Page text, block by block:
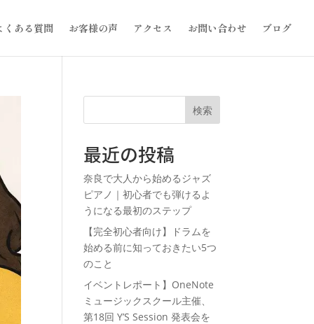
くある質問 お客様の声 アクセス お問い合わせ ブログ
検索
最近の投稿
奈良で大人から始めるジャズ
ピアノ｜初心者でも弾けるよ
うになる最初のステップ
【完全初心者向け】ドラムを
始める前に知っておきたい5つ
のこと
イベントレポート】OneNote
ミュージックスクール主催、
第18回 Y’S Session 発表会を